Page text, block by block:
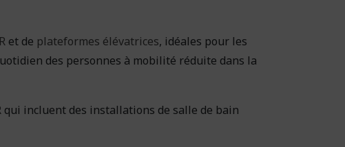
et de plateformes élévatrices, idéales pour les
des personnes à mobilité réduite dans la
qui incluent des installations de salle de bain